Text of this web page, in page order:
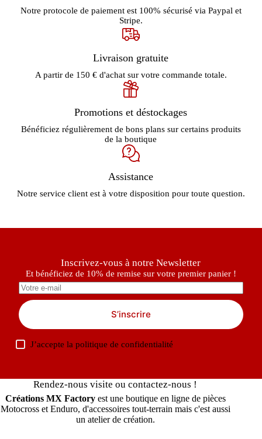
Notre protocole de paiement est 100% sécurisé via Paypal et
Stripe.
Livraison gratuite
A partir de 150 € d'achat sur votre commande totale.
Promotions et déstockages
Bénéficiez régulièrement de bons plans sur certains produits
de la boutique
Assistance
Notre service client est à votre disposition pour toute question.
Inscrivez-vous à notre Newsletter
Et bénéficiez de 10% de remise sur votre premier panier !
S’inscrire
J’accepte lapolitique de confidentialité
Rendez-nous visite ou contactez-nous !
Créations MX Factoryest une boutique en ligne de pièces
Motocross et Enduro, d'accessoires tout-terrain mais c'est aussi
un atelier de création.